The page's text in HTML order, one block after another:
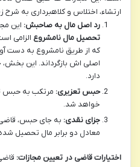
ارتشاء، اختلاس و کلاهبرداری به شرح
رد اصل مال به صاحبش: این
تحصیل مال نامشروع الزامی
که از طریق نامشروع به دست
اصلی اش بازگرداند. این بخش،
دارد.
حبس تعزیری: مرتکب به حبس
خواهد شد.
جزای نقدی: به جای حبس،
معادل دو برابر مال تحصیل
اختیارات قاضی در تعیین مجازات: